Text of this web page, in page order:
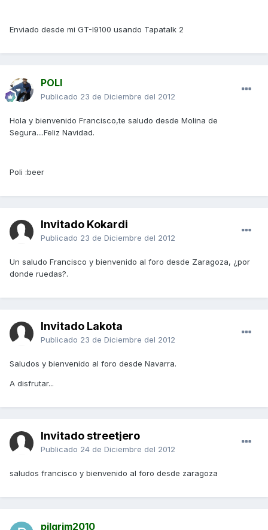
Enviado desde mi GT-I9100 usando Tapatalk 2
POLI
Publicado 23 de Diciembre del 2012
Hola y bienvenido Francisco,te saludo desde Molina de
Segura....Feliz Navidad.
Poli :beer
Invitado Kokardi
Publicado 23 de Diciembre del 2012
Un saludo Francisco y bienvenido al foro desde Zaragoza, ¿por
donde ruedas?.
Invitado Lakota
Publicado 23 de Diciembre del 2012
Saludos y bienvenido al foro desde Navarra.
A disfrutar...
Invitado streetjero
Publicado 24 de Diciembre del 2012
saludos francisco y bienvenido al foro desde zaragoza
pilgrim2010